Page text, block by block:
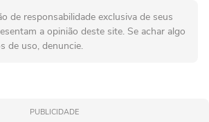
de responsabilidade exclusiva de seus
a opinião deste site. Se achar algo
de uso, denuncie.
PUBLICIDADE